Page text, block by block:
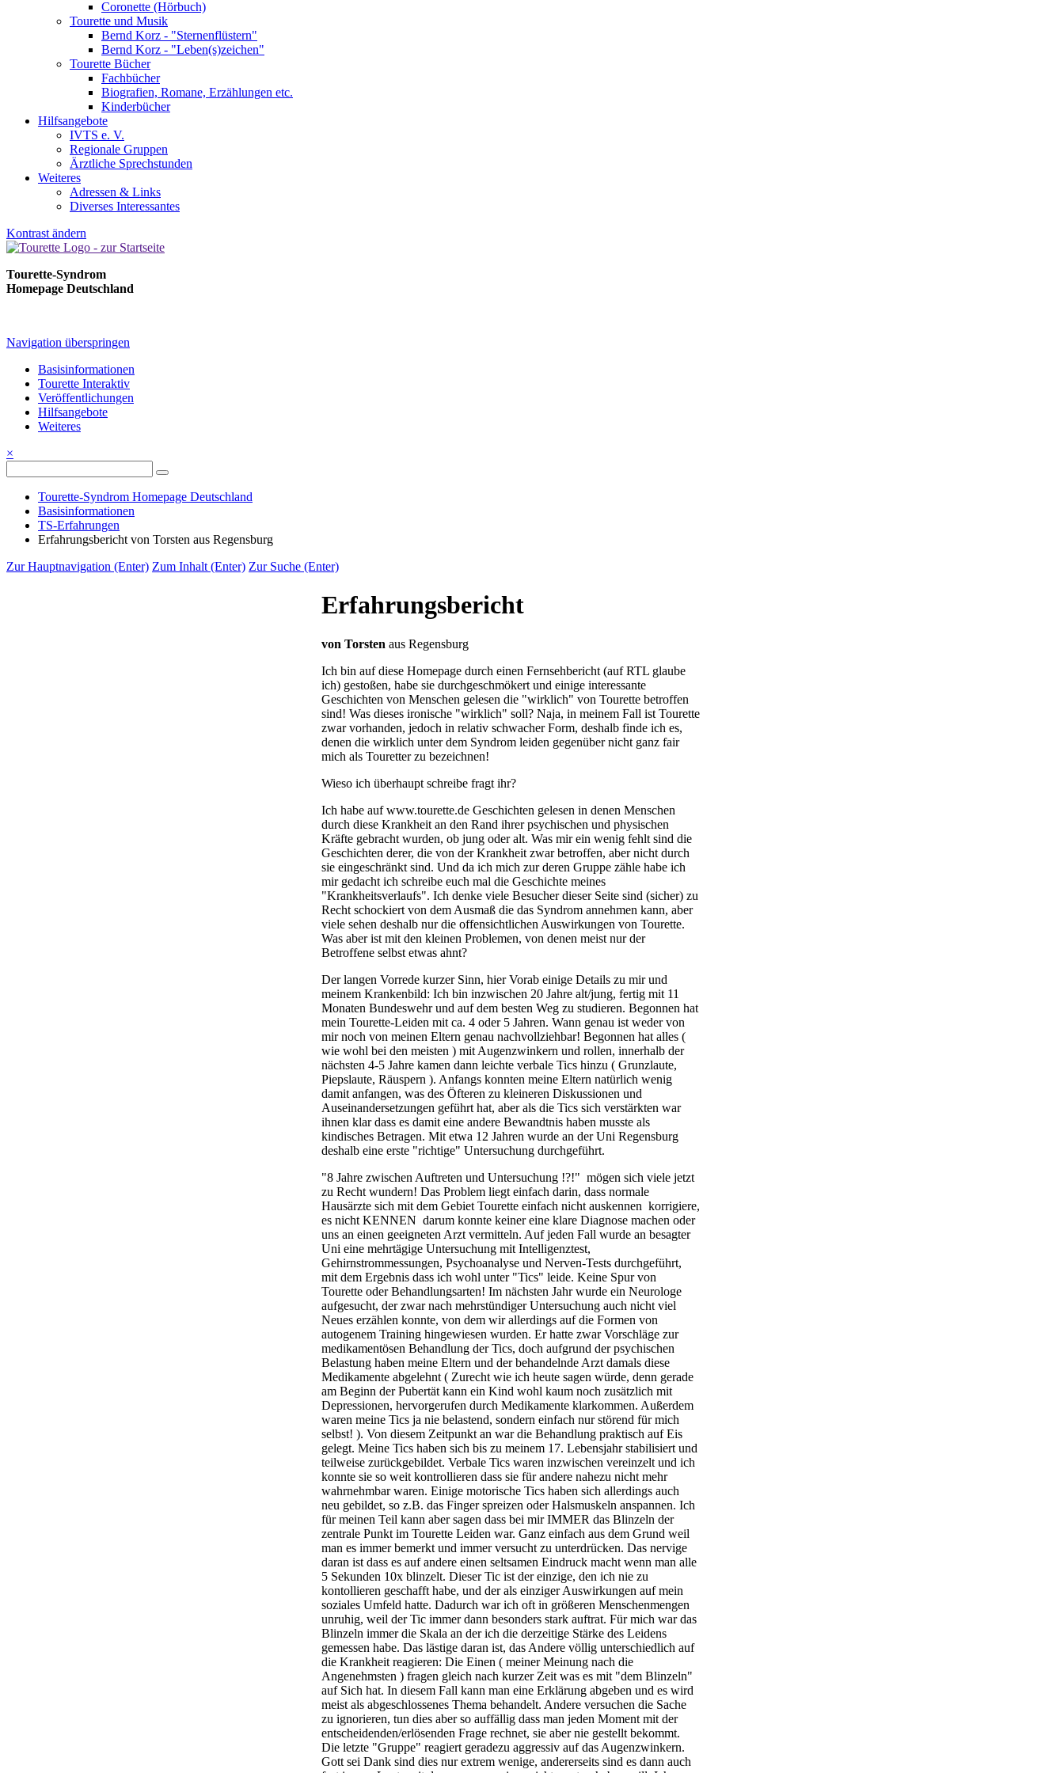
Coronette (Hörbuch)
Tourette und Musik
Bernd Korz - "Sternenflüstern"
Bernd Korz - "Leben(s)zeichen"
Tourette Bücher
Fachbücher
Biografien, Romane, Erzählungen etc.
Kinderbücher
Hilfsangebote
IVTS e. V.
Regionale Gruppen
Ärztliche Sprechstunden
Weiteres
Adressen & Links
Diverses Interessantes
Kontrast ändern
Tourette-Syndrom
Homepage Deutschland
Navigation überspringen
Basisinformationen
Tourette Interaktiv
Veröffentlichungen
Hilfsangebote
Weiteres
×
Tourette-Syndrom Homepage Deutschland
Basisinformationen
TS-Erfahrungen
Erfahrungsbericht von Torsten aus Regensburg
Zur Hauptnavigation (Enter) Zum Inhalt (Enter) Zur Suche (Enter)
Erfahrungsbericht
von Torsten aus Regensburg
Ich bin auf diese Homepage durch einen Fernsehbericht (auf RTL glaube
ich) gestoßen, habe sie durchgeschmökert und einige interessante
Geschichten von Menschen gelesen die "wirklich" von Tourette betroffen
sind! Was dieses ironische "wirklich" soll? Naja, in meinem Fall ist Tourette
zwar vorhanden, jedoch in relativ schwacher Form, deshalb finde ich es,
denen die wirklich unter dem Syndrom leiden gegenüber nicht ganz fair
mich als Touretter zu bezeichnen!
Wieso ich überhaupt schreibe fragt ihr?
Ich habe auf www.tourette.de Geschichten gelesen in denen Menschen
durch diese Krankheit an den Rand ihrer psychischen und physischen
Kräfte gebracht wurden, ob jung oder alt. Was mir ein wenig fehlt sind die
Geschichten derer, die von der Krankheit zwar betroffen, aber nicht durch
sie eingeschränkt sind. Und da ich mich zur deren Gruppe zähle habe ich
mir gedacht ich schreibe euch mal die Geschichte meines
"Krankheitsverlaufs". Ich denke viele Besucher dieser Seite sind (sicher) zu
Recht schockiert von dem Ausmaß die das Syndrom annehmen kann, aber
viele sehen deshalb nur die offensichtlichen Auswirkungen von Tourette.
Was aber ist mit den kleinen Problemen, von denen meist nur der
Betroffene selbst etwas ahnt?
Der langen Vorrede kurzer Sinn, hier Vorab einige Details zu mir und
meinem Krankenbild: Ich bin inzwischen 20 Jahre alt/jung, fertig mit 11
Monaten Bundeswehr und auf dem besten Weg zu studieren. Begonnen hat
mein Tourette-Leiden mit ca. 4 oder 5 Jahren. Wann genau ist weder von
mir noch von meinen Eltern genau nachvollziehbar! Begonnen hat alles (
wie wohl bei den meisten ) mit Augenzwinkern und ­rollen, innerhalb der
nächsten 4-5 Jahre kamen dann leichte verbale Tics hinzu ( Grunzlaute,
Piepslaute, Räuspern ). Anfangs konnten meine Eltern natürlich wenig
damit anfangen, was des Öfteren zu kleineren Diskussionen und
Auseinandersetzungen geführt hat, aber als die Tics sich verstärkten war
ihnen klar dass es damit eine andere Bewandtnis haben musste als
kindisches Betragen. Mit etwa 12 Jahren wurde an der Uni Regensburg
deshalb eine erste "richtige" Untersuchung durchgeführt.
"8 Jahre zwischen Auftreten und Untersuchung !?!" ­ mögen sich viele jetzt
zu Recht wundern! Das Problem liegt einfach darin, dass normale
Hausärzte sich mit dem Gebiet Tourette einfach nicht auskennen ­ korrigiere,
es nicht KENNEN ­ darum konnte keiner eine klare Diagnose machen oder
uns an einen geeigneten Arzt vermitteln. Auf jeden Fall wurde an besagter
Uni eine mehrtägige Untersuchung mit Intelligenztest,
Gehirnstrommessungen, Psychoanalyse und Nerven-Tests durchgeführt,
mit dem Ergebnis dass ich wohl unter "Tics" leide. Keine Spur von
Tourette oder Behandlungsarten! Im nächsten Jahr wurde ein Neurologe
aufgesucht, der zwar nach mehrstündiger Untersuchung auch nicht viel
Neues erzählen konnte, von dem wir allerdings auf die Formen von
autogenem Training hingewiesen wurden. Er hatte zwar Vorschläge zur
medikamentösen Behandlung der Tics, doch aufgrund der psychischen
Belastung haben meine Eltern und der behandelnde Arzt damals diese
Medikamente abgelehnt ( Zurecht wie ich heute sagen würde, denn gerade
am Beginn der Pubertät kann ein Kind wohl kaum noch zusätzlich mit
Depressionen, hervorgerufen durch Medikamente klarkommen. Außerdem
waren meine Tics ja nie belastend, sondern einfach nur störend für mich
selbst! ). Von diesem Zeitpunkt an war die Behandlung praktisch auf Eis
gelegt. Meine Tics haben sich bis zu meinem 17. Lebensjahr stabilisiert und
teilweise zurückgebildet. Verbale Tics waren inzwischen vereinzelt und ich
konnte sie so weit kontrollieren dass sie für andere nahezu nicht mehr
wahrnehmbar waren. Einige motorische Tics haben sich allerdings auch
neu gebildet, so z.B. das Finger spreizen oder Halsmuskeln anspannen. Ich
für meinen Teil kann aber sagen dass bei mir IMMER das Blinzeln der
zentrale Punkt im Tourette Leiden war. Ganz einfach aus dem Grund weil
man es immer bemerkt und immer versucht zu unterdrücken. Das nervige
daran ist dass es auf andere einen seltsamen Eindruck macht wenn man alle
5 Sekunden 10x blinzelt. Dieser Tic ist der einzige, den ich nie zu
kontollieren geschafft habe, und der als einziger Auswirkungen auf mein
soziales Umfeld hatte. Dadurch war ich oft in größeren Menschenmengen
unruhig, weil der Tic immer dann besonders stark auftrat. Für mich war das
Blinzeln immer die Skala an der ich die derzeitige Stärke des Leidens
gemessen habe. Das lästige daran ist, das Andere völlig unterschiedlich auf
die Krankheit reagieren: Die Einen ( meiner Meinung nach die
Angenehmsten ) fragen gleich nach kurzer Zeit was es mit "dem Blinzeln"
auf Sich hat. In diesem Fall kann man eine Erklärung abgeben und es wird
meist als abgeschlossenes Thema behandelt. Andere versuchen die Sache
zu ignorieren, tun dies aber so auffällig dass man jeden Moment mit der
entscheidenden/erlösenden Frage rechnet, sie aber nie gestellt bekommt.
Die letzte "Gruppe" reagiert geradezu aggressiv auf das Augenzwinkern.
Gott sei Dank sind dies nur extrem wenige, andererseits sind es dann auch